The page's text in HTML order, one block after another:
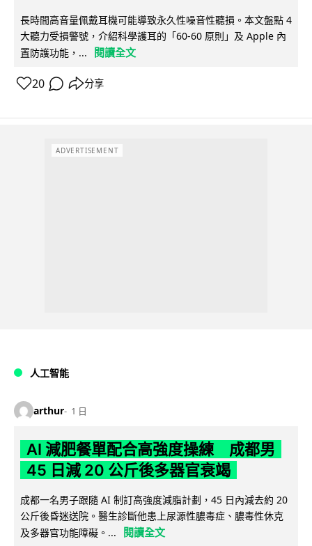
長時間高音量佩戴耳機可能導致永久性噪音性聽損。本文盤點 4
大聽力受損警號，介紹科學護耳的「60-60 原則」及 Apple 內
置防護功能，...
閱讀全文
20 分享
ADVERTISEMENT
人工智能
arthur 1 日
AI 減肥餐單配合高強度操練 成都男
45 日減 20 公斤後多器官衰竭
成都一名男子跟隨 AI 制訂高強度減脂計劃，45 日內減去約 20
公斤後昏迷送院。醫生診斷他患上尿源性膿毒症、膿毒性休克
及多器官功能障礙。...
閱讀全文